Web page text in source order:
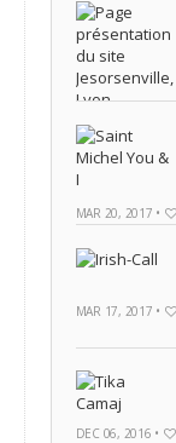
MAR 20, 2017 •
MAR 17, 2017 •
DEC 06, 2016 •